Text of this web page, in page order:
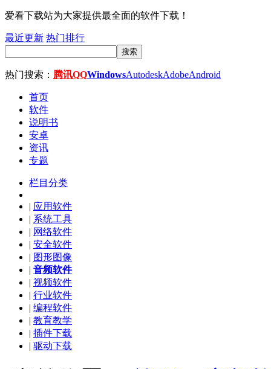
爱看下载站为大家提供最全面的软件下载！
最近更新 热门排行
搜索
热门搜索： 腾讯QQWindowsAutodeskAdobeAndroid
首页
软件
说明书
安卓
资讯
专题
栏目分类
| 应用软件
| 系统工具
| 网络软件
| 安全软件
| 图形图像
| 音频软件
| 视频软件
| 行业软件
| 编程软件
| 教育教学
| 插件下载
| 驱动下载